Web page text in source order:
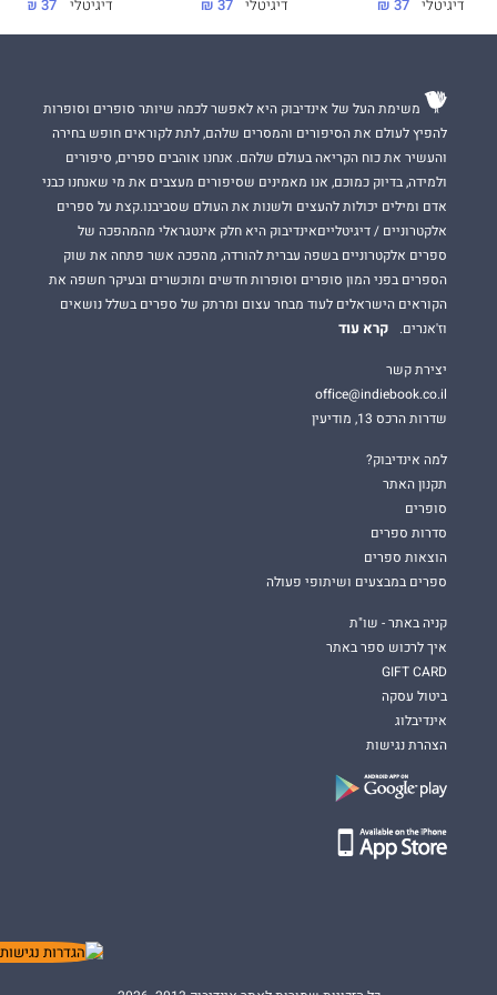
ואז, אני אתגרש ממנה ואשאיר אותה לאסוף את שברי חייה.
האש שלה. התעלולים הנקמניים. כל מילה פוגענית, במיוחד הסירוב
שלה לסור למרותי.
כל התוכניות שלי הלכו לעזאזל.
עד שנותרה רק שבועה אחת, לגרום לה להשתחוות לי... ולשמור אותה
משחקים של שנאההוא הספר השני בסדרת
ועם גיבורה סוררת ולוחמנית.
מומלץ לקריאה מגיל שמונה־עשרה ומעלה.
דיגיטלי 37 ₪
דיגיטלי 37 ₪
דיגיטלי 37 ₪
משימת העל של אינדיבוק היא לאפשר לכמה שיותר סופרים וסופרות
להפיץ לעולם את הסיפורים והמסרים שלהם, לתת לקוראים חופש בחירה
והעשיר את כוח הקריאה בעולם שלהם. אנחנו אוהבים ספרים, סיפורים
ולמידה, בדיוק כמוכם, אנו מאמינים שסיפורים מעצבים את מי שאנחנו כבני
אדם ומילים יכולות להעצים ולשנות את העולם שסביבנו.קצת על ספרים
אלקטרוניים / דיגיטלייםאינדיבוק היא חלק אינטגראלי מהמהפכה של
ספרים אלקטרוניים בשפה עברית להורדה, מהפכה אשר פתחה את שוק
הספרים בפני המון סופרים וסופרות חדשים ומוכשרים ובעיקר חשפה את
הקוראים הישראלים לעוד מבחר עצום ומרתק של ספרים בשלל נושאים
וז'אנרים.
קרא עוד
יצירת קשר
office@indiebook.co.il
שדרות הרכס 13, מודיעין
למה אינדיבוק?
תקנון האתר
סופרים
סדרות ספרים
הוצאות ספרים
ספרים במבצעים ושיתופי פעולה
קניה באתר - שו"ת
איך לרכוש ספר באתר
GIFT CARD
ביטול עסקה
אינדיבלוג
הצהרת נגישות